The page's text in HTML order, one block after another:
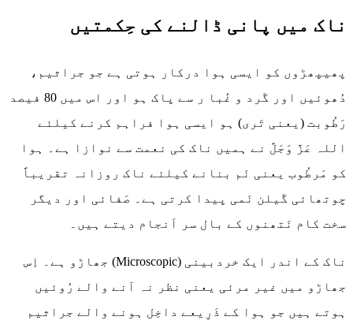
ناک میں پانی ڈالنے کی حِکمتیں
پھیپھڑوں کو ایسی ہوا درکار ہوتی ہے جو جراثیم،
دُھوئیں اور گَرد و غُبا ر سے پاک ہو اور اس میں 80 فیصد
رَطُوبت (یعنی تَری) ہو ایسی ہوا فراہم کرنے کیلئے
اللہ عَزَّ وَجَلَّ نے ہمیں ناک کی نعمت سے نوازا ہے۔ ہوا
کو مَرطُوب یعنی نَم بنانے کیلئے ناک روزانہ تقریباً
چوتھائی گَیلن نَمی پیدا کرتی ہے۔ صَفائی اور دیگر
سخت کام نَتھنوں کے بال سر اَنجام دیتے ہیں۔
ناک کے اندر ایک خردبینی (Microscopic) جھاڑو ہے۔ اِس
جھاڑو میں غیر مرئی یعنی نظر نہ آنے والے رُوئیں
ہوتے ہیں جو ہوا کے ذَرِیعے داخِل ہونے والے جراثیم